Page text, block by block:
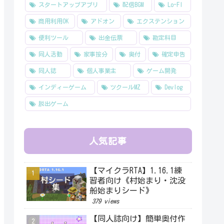
スタートアップアプリ 配信BGM Lo-FI
商用利用OK アドオン エクステンション
便利ツール 出金伝票 勘定科目
同人活動 家事按分 奥付 確定申告
同人誌 個人事業主 ゲーム開発
インディーゲーム ツクールMZ Devlog
脱出ゲーム
人気記事
【マイクラRTA】1.16.1練
習者向け《村始まり・沈没
船始まりシード》
379 views
【同人誌向け】簡単奥付作